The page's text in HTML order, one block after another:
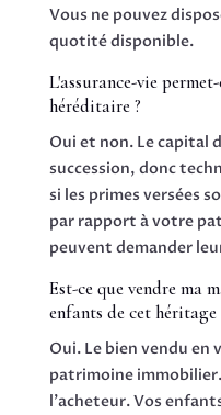
Vous ne pouvez
quotité disponible.
L'assurance-vie
héréditaire ?
Oui et non. Le capital
succession, donc
si les primes versées
par rapport à votre
peuvent demander
Est-ce que vendre ma
enfants de cet héritage
Oui. Le bien vendu en
patrimoine
l'acheteur. Vos